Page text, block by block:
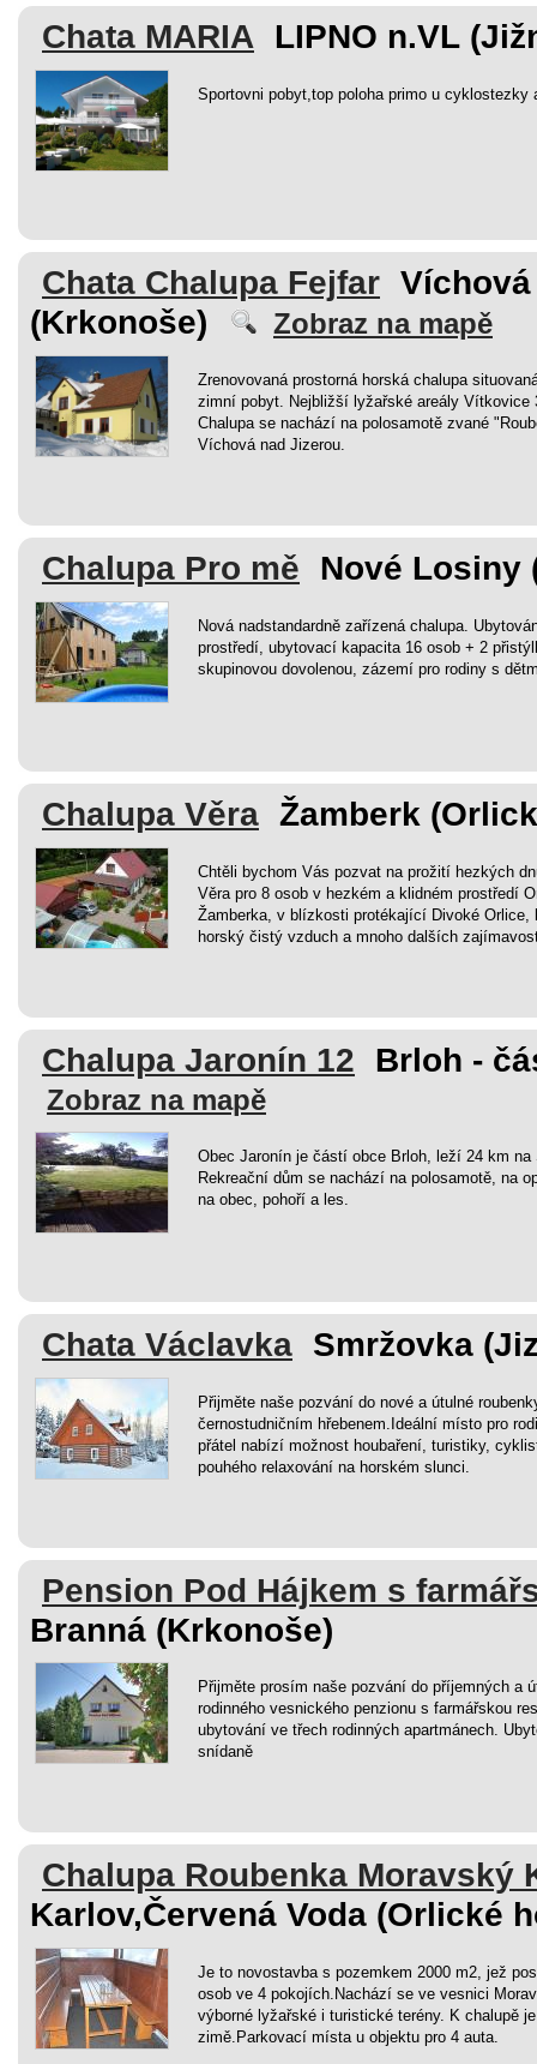
Chata MARIA LIPNO n.VL
Sportovni pobyt,top poloha primo u cyklostezky
Chata Chalupa Fejfar
(Krkonoše)
Zobraz na mapě
Zrenovovaná prostorná horská chalupa
zimní pobyt. Nejbližší lyžařské areály Vítkovice
Chalupa se nachází na polosamotě zvané
Víchová nad Jizerou.
Chalupa Pro mě Nové Losiny
Nová nadstandardně zařízená chalupa.
prostředí, ubytovací kapacita 16 osob + 2
skupinovou dovolenou, zázemí pro rodiny s
Chalupa Věra Žamberk
Chtěli bychom Vás pozvat na prožití hezkých
Věra pro 8 osob v hezkém a klidném prostředí
Žamberka, v blízkosti protékající Divoké Orlice,
horský čistý vzduch a mnoho dalších
Chalupa Jaronín 12 Brloh -
Zobraz na mapě
Obec Jaronín je částí obce Brloh, leží 24 km na
Rekreační dům se nachází na polosamotě, na
na obec, pohoří a les.
Chata Václavka Smržovka
Přijměte naše pozvání do nové a útulné
černostudničním hřebenem.Ideální místo pro
přátel nabízí možnost houbaření, turistiky,
pouhého relaxování na horském slunci.
Pension Pod Hájkem s
Branná (Krkonoše)
Přijměte prosím naše pozvání do příjemných a
rodinného vesnického penzionu s farmářskou
ubytování ve třech rodinných apartmánech.
snídaně
Chalupa Roubenka Moravský
Karlov,Červená Voda (Orlické
Je to novostavba s pozemkem 2000 m2, jež
osob ve 4 pokojích.Nachází se ve vesnici
výborné lyžařské i turistické terény. K chalupě
zimě.Parkovací místa u objektu pro 4 auta.